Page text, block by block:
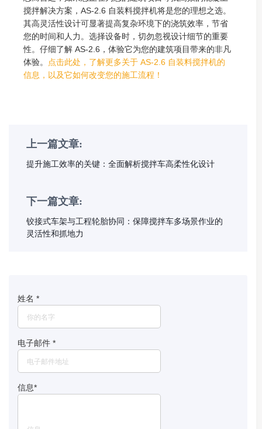
搅拌解决方案，AS-2.6 自装料搅拌机将是您的​​理想之选。
其高灵活性设计可显著提高复杂环境下的浇筑效率，节省
您的时间和人力。选择设备时，切勿忽视设计细节的重要
性。仔细了解 AS-2.6，体验它为您的建筑项目带来的非凡
体验。
点击此处，了解更多关于 AS-2.6 自装料搅拌机的
信息，以及它如何改变您的施工流程！
上一篇文章:
提升施工效率的关键：全面解析搅拌车高柔性化设计
下一篇文章:
铰接式车架与工程轮胎协同：保障搅拌车多场景作业的
灵活性和抓地力
姓名 *
电子邮件 *
信息*